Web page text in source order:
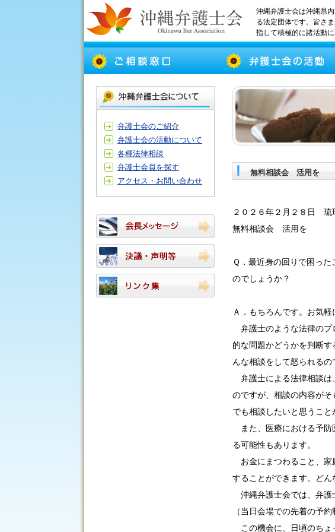
沖縄弁護士会は沖縄県
る法定団体です。皆さ
指して積極的に諸活動に
弁護士会のご紹介
弁護士会の活動について
各種法律相談
弁護士会員を探す
アクセス・お問い合わせ
無料相談会 活用を
２０２６年２月２８日
無料相談会 活用を
Ｑ．最近身の回りで困っ
のでしょうか？
Ａ．もちろんです。お気軽
弁護士のような法律のプ
的な問題かどうかを判断
んな相談をして怒られるの
弁護士による法律相談は
のですが、相談の内容が
でも相談したいと思うこと
また、医療における予防
る可能性もあります。
お金にまつわること、家
することができます。どん
沖縄弁護士会では、弁護
（当日会場での先着の予
この機会に、日頃のちょ